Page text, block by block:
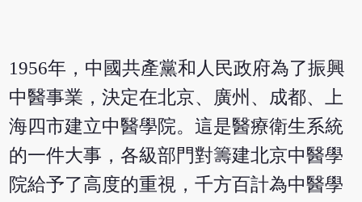
1956年，中國共產黨和人民政府為了振興
中醫事業，決定在北京、廣州、成都、上
海四市建立中醫學院。這是醫療衛生系統
的一件大事，各級部門對籌建北京中醫學
院給予了高度的重視，千方百計為中醫學